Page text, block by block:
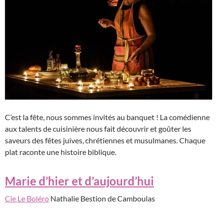
C’est la fête, nous sommes invités au banquet ! La comédienne
aux talents de cuisinière nous fait découvrir et goûter les
saveurs des fêtes juives, chrétiennes et musulmanes. Chaque
plat raconte une histoire biblique.
Marie d’hier et d’aujourd’hui
Cie Le Boléro Nathalie Bestion de Camboulas